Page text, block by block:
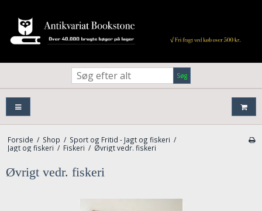
Søg
Forside / Shop / Sport og Fritid - Jagt og fiskeri /
Jagt og fiskeri / Fiskeri / Øvrigt vedr. fiskeri
Øvrigt vedr. fiskeri